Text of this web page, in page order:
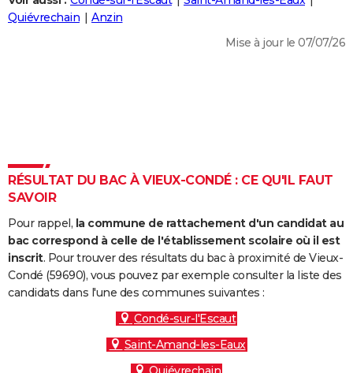
Destinations
City break
Voyage nature
Voyage de noces
Forum
Climat
+
PHOTO
Dictionnaire
Biographies
Citations
Expressions
Proverbes
PROGRAMME TV
S'inscrire
Se connecter
Lycées
Collèges
Primaires
Universités
Entreprises
Service militaire
Avis de recherche
AVIS DE DÉCÈS
FORUM
Quiévrechain
Anzin
Mise à jour le 07/07/26
RÉSULTAT DU BAC À VIEUX-CONDÉ : CE QU'IL FAUT
SAVOIR
Pour rappel, la commune de rattachement d'un candidat au
bac correspond à celle de l'établissement scolaire où il est
inscrit. Pour trouver des résultats du bac à proximité de Vieux-
Condé (59690), vous pouvez par exemple consulter la liste des
candidats dans l'une des communes suivantes :
Condé-sur-l'Escaut
Saint-Amand-les-Eaux